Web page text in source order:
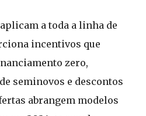
a toda a linha de
incentivos que
zero,
seminovos e descontos
abrangem modelos